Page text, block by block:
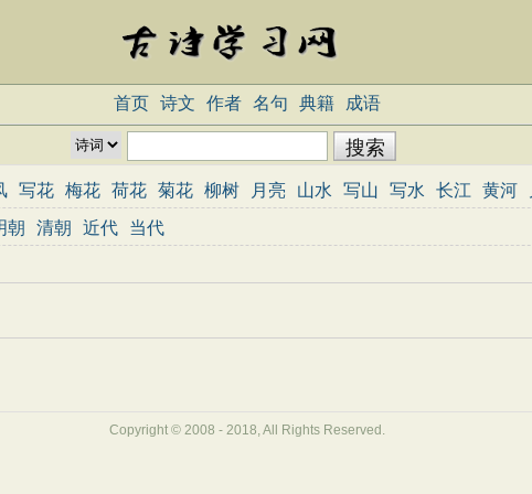
首页 诗文 作者 名句 典籍 成语
写花 梅花 荷花 菊花 柳树 月亮 山水 写山 写水 长江 黄河
哲理 闺怨 悼亡 写人
阳节
忧国忧民 咏史怀古 宋词精选 小学古诗 初中古诗 高中古诗
百首 古诗三百首 宋词三百首
朝 清朝 近代 当代
Copyright © 2008 - 2018, All Rights Reserved.